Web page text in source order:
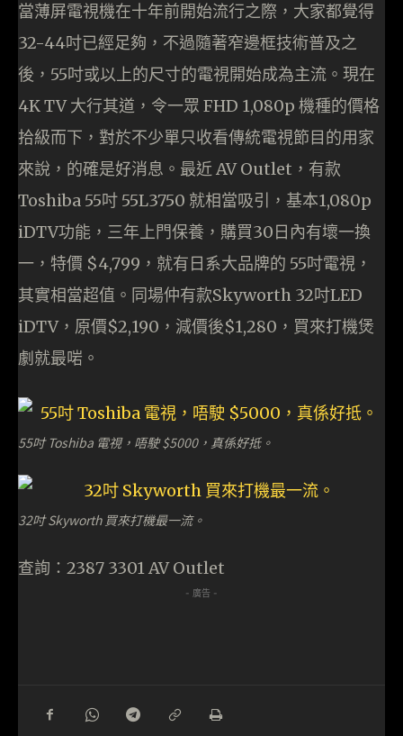
當薄屏電視機在十年前開始流行之際，大家都覺得
32-44吋已經足夠，不過隨著窄邊框技術普及之
後，55吋或以上的尺寸的電視開始成為主流。現在
4K TV 大行其道，令一眾 FHD 1,080p 機種的價格
拾級而下，對於不少單只收看傳統電視節目的用家
來說，的確是好消息。最近 AV Outlet，有款
Toshiba 55吋 55L3750 就相當吸引，基本1,080p
iDTV功能，三年上門保養，購買30日內有壞一換
一，特價 $4,799，就有日系大品牌的 55吋電視，
其實相當超值。同場仲有款Skyworth 32吋LED
iDTV，原價$2,190，減價後$1,280，買來打機煲
劇就最啱。
55吋 Toshiba 電視，唔駛 $5000，真係好抵。
32吋 Skyworth 買來打機最一流。
查詢：2387 3301 AV Outlet
- 廣告 -